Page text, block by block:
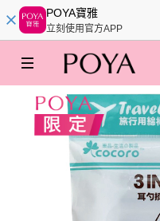
POYA寶雅
立刻使用官方APP